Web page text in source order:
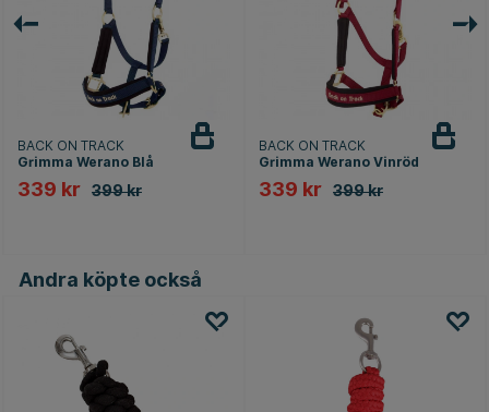
BACK ON TRACK
Grimma Werano Blå
339 kr 399 kr
BACK ON TRACK
Grimma Werano Vinröd
339 kr 399 kr
Andra köpte också